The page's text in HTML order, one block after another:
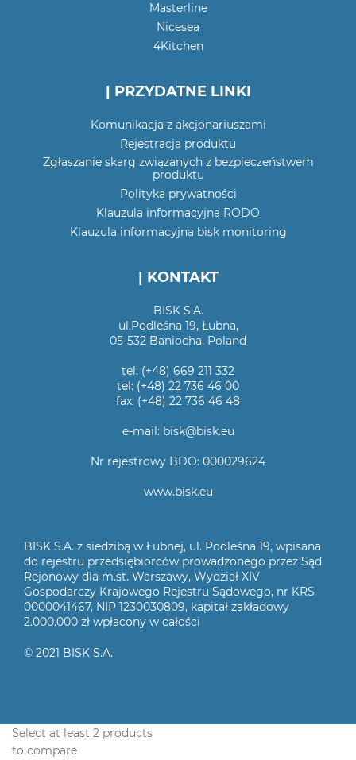
Masterline
Nicesea
4Kitchen
| PRZYDATNE LINKI
Komunikacja z akcjonariuszami
Rejestracja produktu
Zgłaszanie skarg związanych z bezpieczeństwem
produktu
Polityka prywatności
Klauzula informacyjna RODO
Klauzula informacyjna bisk monitoring
| KONTAKT
BISK S.A.
ul.Podleśna 19, Łubna,
05-532 Baniocha, Poland
tel: (+48) 669 211 332
tel: (+48) 22 736 46 00
fax: (+48) 22 736 46 48
e-mail: bisk@bisk.eu
Nr rejestrowy BDO: 000029624
www.bisk.eu
BISK S.A. z siedzibą w Łubnej, ul. Podleśna 19, wpisana
do rejestru przedsiębiorców prowadzonego przez Sąd
Rejonowy dla m.st. Warszawy, Wydział XIV
Gospodarczy Krajowego Rejestru Sądowego, nr KRS
0000041467, NIP 1230030809, kapitał zakładowy
2.000.000 zł wpłacony w całości
© 2021 BISK S.A.
Select at least 2 products
to compare